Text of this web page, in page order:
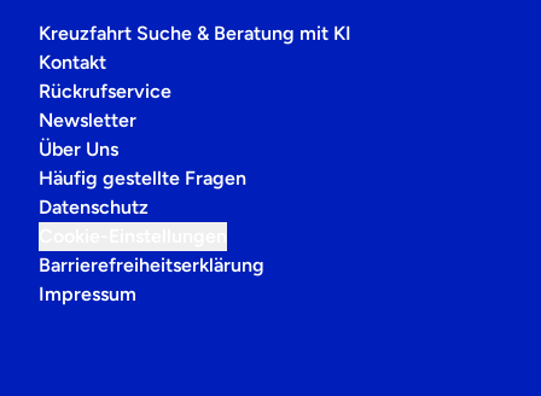
Kreuzfahrt Suche & Beratung mit KI
Kontakt
Rückrufservice
Newsletter
Über Uns
Häufig gestellte Fragen
Datenschutz
Barrierefreiheitserklärung
Impressum